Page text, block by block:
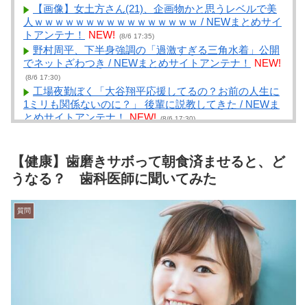
【画像】女土方さん(21)、企画物かと思うレベルで美
人ｗｗｗｗｗｗｗｗｗｗｗｗｗｗｗｗ / NEWまとめサイ
トアンテナ！
NEW! (8/6 17:35)
野村周平、下半身強調の「過激すぎる三角水着」公開
でネットざわつき / NEWまとめサイトアンテナ！
NEW!
(8/6 17:30)
工場夜勤ぼく「大谷翔平応援してるの？お前の人生に
1ミリも関係ないのに？」 後輩に説教してきた / NEWま
とめサイトアンテナ！ NEW! (8/6 17:30)
Antenna
NEW! (8/6 17:27)
モンハン自衛隊 第１８１話 / まとめるZ
17:04)
【経済】女性の労働力率は北欧並みも「低賃金依存」
の限界 団塊世代の完全引退で、企業が迫られる“最後の
(8/6 17:04)
陰陽の真ん中に茶虎模様。 これは陰陽道的に、どんな
意味合いになるんでしょ。【再】 / まとめるZ NEW!
ライバルのリコに身体で賞金払わせる話やりてえ / ま
【健康】歯磨きサボって朝食済ませると、ど
うなる？ 歯科医師に聞いてみた
質問